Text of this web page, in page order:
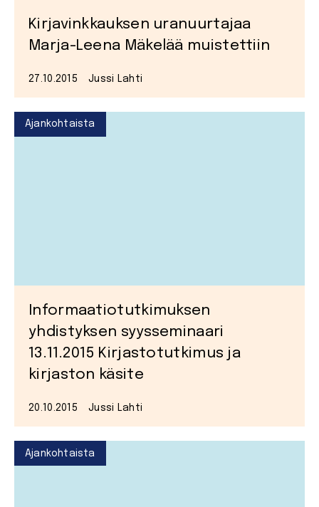
Kirjavinkkauksen uranuurtajaa
Marja-Leena Mäkelää muistettiin
27.10.2015 Jussi Lahti
Informaatiotutkimuksen
yhdistyksen syysseminaari
13.11.2015 Kirjastotutkimus ja
kirjaston käsite
20.10.2015 Jussi Lahti
Ajankohtaista
Ajankohtaista